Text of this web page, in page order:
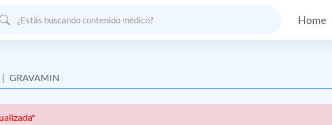
Home
GRAVAMIN